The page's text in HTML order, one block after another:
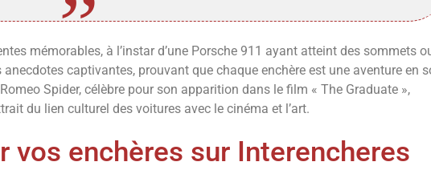
mémorables, à l’instar d’une Porsche 911 ayant atteint des sommets
captivantes, prouvant que chaque enchère est une aventure en
Spider, célèbre pour son apparition dans le film « The Graduate »,
du lien culturel des voitures avec le cinéma et l’art.
vos enchères sur Interencheres